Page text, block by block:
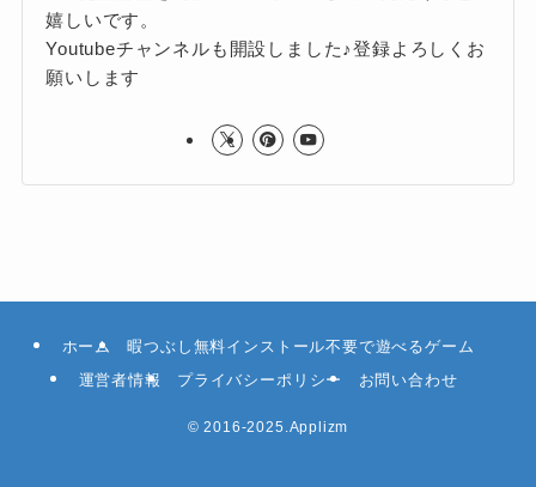
嬉しいです。
Youtubeチャンネルも開設しました♪登録よろしくお
願いします
ホーム
暇つぶし無料インストール不要で遊べるゲーム
運営者情報
プライバシーポリシー お問い合わせ
© 2016-2025.Applizm